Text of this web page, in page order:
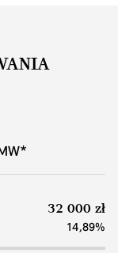
32 000 zł
14,89%